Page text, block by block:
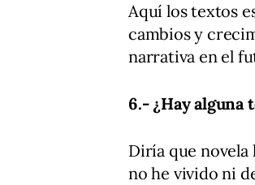
Aquí los textos
cambios y
narrativa en el
6.- ¿Hay alguna
Diría que
no he vivido ni